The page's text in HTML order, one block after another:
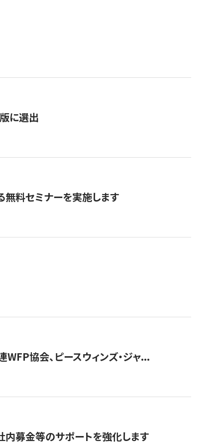
に選出
無料セミナーを実施します
協会、ピースウィンズ・ジャ...
内募金等のサポートを強化します